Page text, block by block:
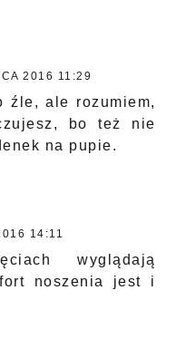
2016 11:29
źle, ale rozumiem,
bo też nie
na pupie.
14:11
wyglądają
noszenia jest i